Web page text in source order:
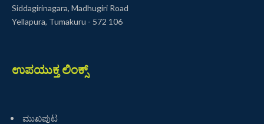
Siddagirinagara, Madhugiri Road
Yellapura, Tumakuru - 572 106
ಉಪಯುಕ್ತ ಲಿಂಕ್ಸ್
ಮುಖಪುಟ